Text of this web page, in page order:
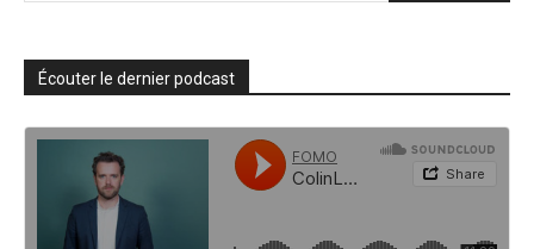
Écouter le dernier podcast